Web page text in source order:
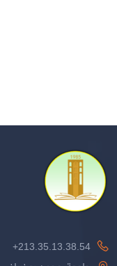
213.35.13.38.54+